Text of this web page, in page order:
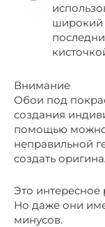
широкий
Внимание
Обои под
создания
помощью можно
неправильной
создать
Это
Но даже они
минусов.